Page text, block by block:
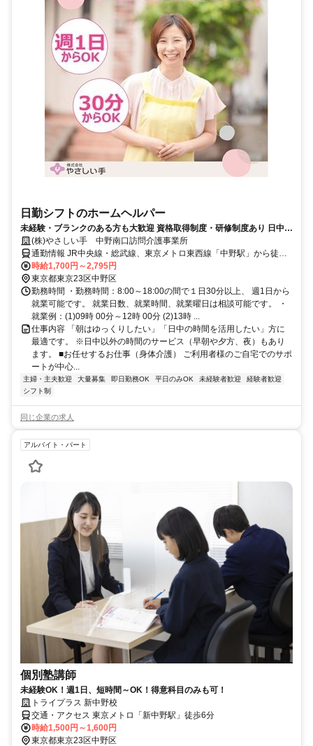
日勤シフトのホームヘルパー
未経験・ブランクのある方も大歓迎 資格取得制度・研修制度あり 日中の
時間を活用できます
(株)やさしい手 中野南口訪問介護事業所
通勤情報 JR中央線・総武線、東京メトロ東西線「中野駅」から徒歩
10分
時給1,700円～2,795円
東京都東京23区中野区
勤務時間 ・勤務時間：8:00～18:00の間で１日30分以上、 週1日から
就業可能です。 就業日数、就業時間、就業曜日は相談可能です。 ・
就業例：(1)09時 00分～12時 00分 (2)13時 ...
仕事内容 「朝はゆっくりしたい」「日中の時間を活用したい」方に
最適です。 ※日中以外の時間のサービス（早朝や夕方、夜）もあり
ます。 ■お任せするお仕事（身体介護） ご利用者様のご自宅でのサポ
ートが中心...
主婦・主夫歓迎 大量募集 即日勤務OK 平日のみOK 未経験者歓迎
経験者歓迎
シフト制
同じ企業の求人
アルバイト・パート
個別塾講師
未経験OK！週1日、短時間～OK！得意科目のみも可！
トライプラス 新中野校
交通・アクセス 東京メトロ「新中野駅」徒歩6分
時給1,500円～1,600円
東京都東京23区中野区